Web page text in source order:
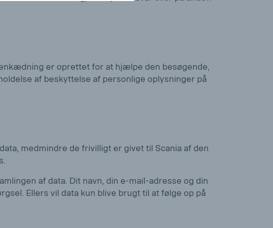
er oprettet for at hjælpe den besøgende,
af beskyttelse af personlige oplysninger på
medmindre de frivilligt er givet til Scania af den
af data. Dit navn, din e-mail-adresse og din
Ellers vil data kun blive brugt til at følge op på